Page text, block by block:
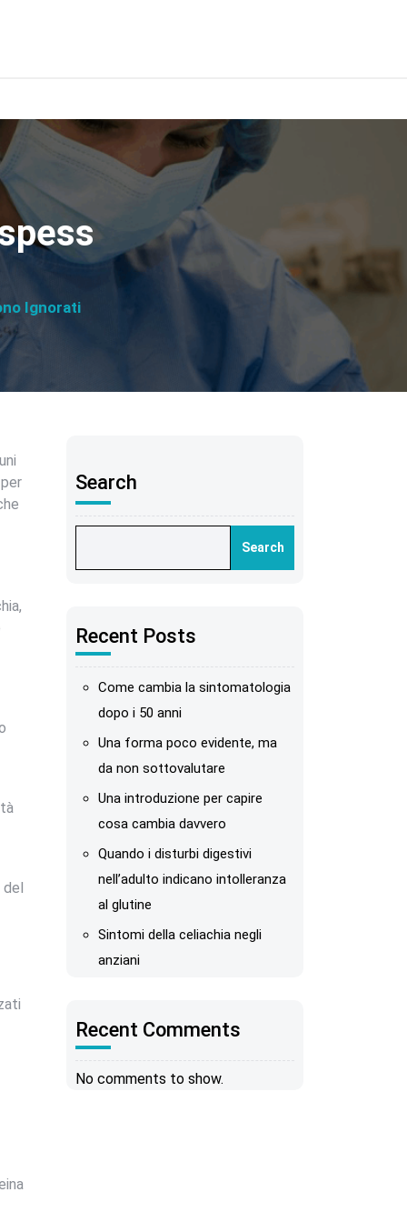
Ignorati
del
Search
Search
Recent Posts
Come cambia la sintomatologia
dopo i 50 anni
Una forma poco evidente, ma
da non sottovalutare
Una introduzione per capire
cosa cambia davvero
Quando i disturbi digestivi
nell’adulto indicano intolleranza
al glutine
Sintomi della celiachia negli
anziani
Recent Comments
No comments to show.